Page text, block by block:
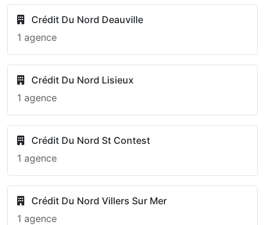
Crédit Du Nord Deauville
1 agence
Crédit Du Nord Lisieux
1 agence
Crédit Du Nord St Contest
1 agence
Crédit Du Nord Villers Sur Mer
1 agence